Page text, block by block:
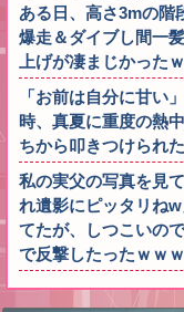
ある日、高さ3mの階
爆走＆ダイブし間一
上げが凄まじかった
「お前は自分に甘い
時、真夏に重度の熱
ちから叩きつけられ
私の実父の写真を見
れ遺影にピッタリね
てたが、しつこいの
で反撃したったｗｗｗ